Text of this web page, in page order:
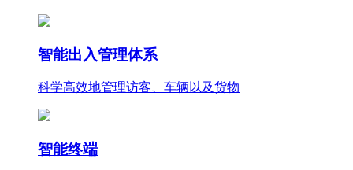
智能出入管理体系
科学高效地管理访客、车辆以及货物
智能终端